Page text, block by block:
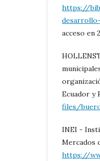
https://
acceso en
Ecuador y
files/
INEI -
Mercados
https://